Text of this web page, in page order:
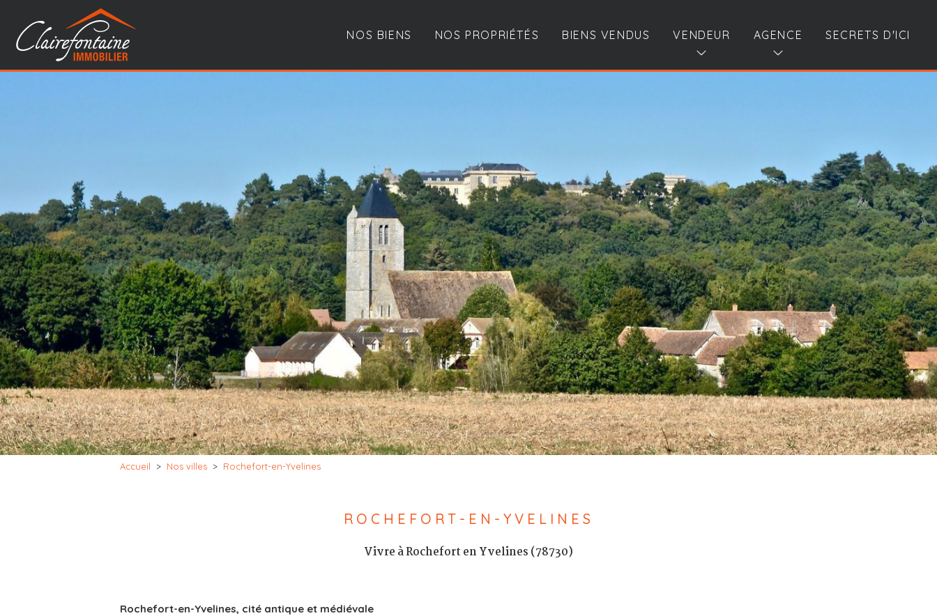
NOS BIENS NOS PROPRIÉTÉS BIENS VENDUS VENDEUR AGENCE SECRETS D'ICI
Accueil > Nos villes > Rochefort-en-Yvelines
ROCHEFORT-EN-YVELINES
Vivre à Rochefort en Yvelines (78730)
Rochefort-en-Yvelines, cité antique et médiévale